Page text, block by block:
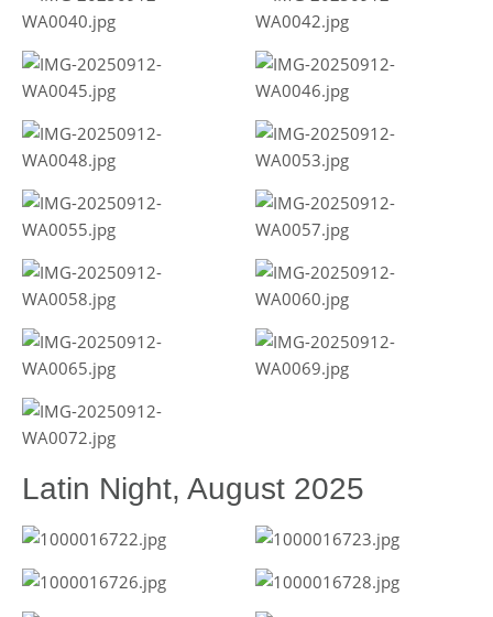
Latin Night, August 2025